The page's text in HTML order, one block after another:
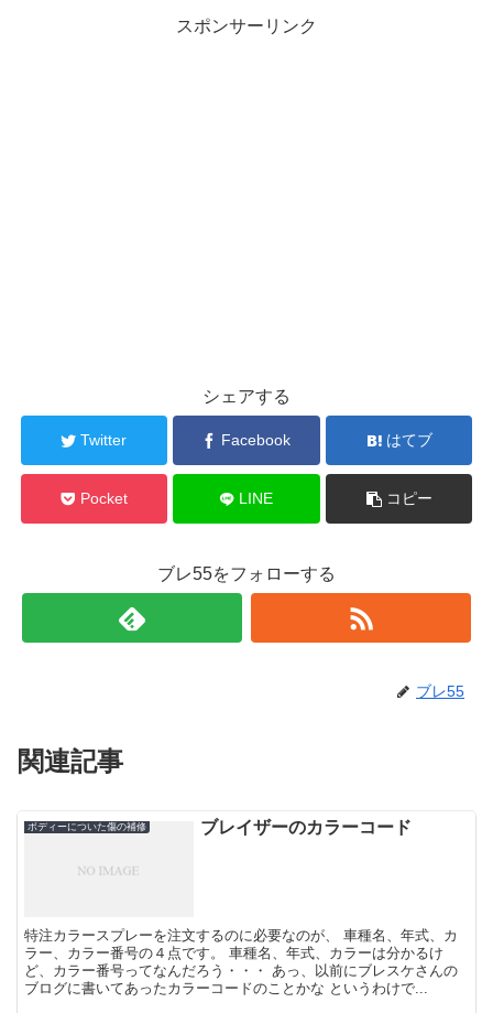
スポンサーリンク
シェアする
Twitter Facebook はてブ
Pocket LINE コピー
ブレ55をフォローする
ブレ55
関連記事
ボディーについた傷の補修 ブレイザーのカラーコード
特注カラースプレーを注文するのに必要なのが、 車種名、年式、カ
ラー、カラー番号の４点です。 車種名、年式、カラーは分かるけ
ど、カラー番号ってなんだろう・・・ あっ、以前にブレスケさんの
ブログに書いてあったカラーコードのことかな というわけで...